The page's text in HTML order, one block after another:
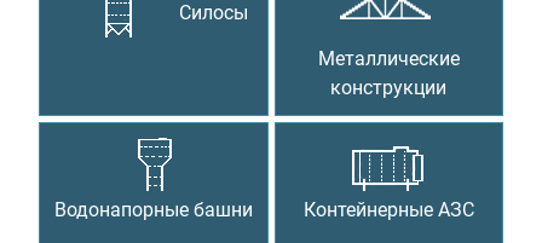
Силосы
Металлические
конструкции
Водонапорные башни Контейнерные АЗС